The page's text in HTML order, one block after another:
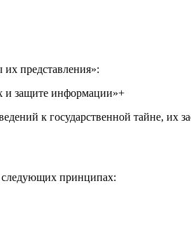
представления»:
защите информации»+
к государственной тайне, их
следующих принципах: